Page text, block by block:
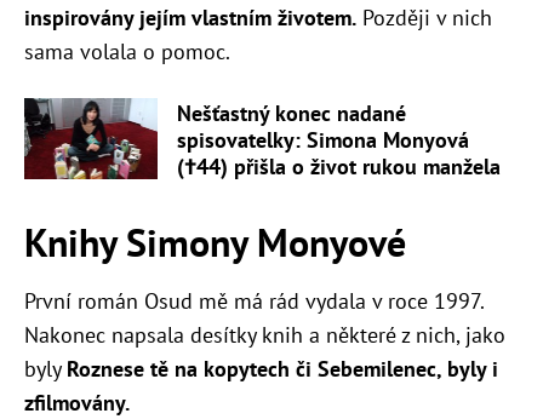
inspirovány jejím vlastním životem. Později v nich
sama volala o pomoc.
Nešťastný konec nadané
spisovatelky: Simona Monyová
(†44) přišla o život rukou manžela
Knihy Simony Monyové
První román Osud mě má rád vydala v roce 1997.
Nakonec napsala desítky knih a některé z nich, jako
byly Roznese tě na kopytech či Sebemilenec, byly i
zfilmovány.